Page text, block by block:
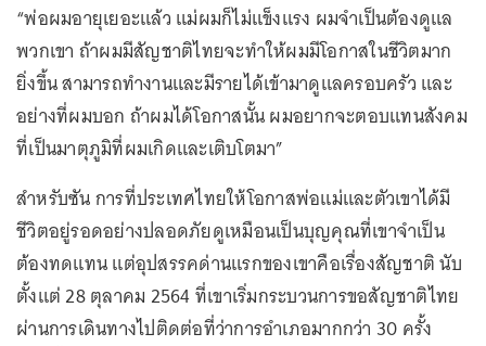
“พ่อผมอายุเยอะแล้ว แม่ผมก็ไม่แข็งแรง ผมจำเป็นต้องดูแล
พวกเขา ถ้าผมมีสัญชาติไทยจะทำให้ผมมีโอกาสในชีวิตมาก
ยิ่งขึ้น สามารถทำงานและมีรายได้เข้ามาดูแลครอบครัว และ
อย่างที่ผมบอก ถ้าผมได้โอกาสนั้น ผมอยากจะตอบแทนสังคม
ที่เป็นมาตุภูมิที่ผมเกิดและเติบโตมา”
สำหรับซัน การที่ประเทศไทยให้โอกาสพ่อแม่และตัวเขาได้มี
ชีวิตอยู่รอดอย่างปลอดภัยดูเหมือนเป็นบุญคุณที่เขาจำเป็น
ต้องทดแทน แต่อุปสรรคด่านแรกของเขาคือเรื่องสัญชาติ นับ
ตั้งแต่ 28 ตุลาคม 2564 ที่เขาเริ่มกระบวนการขอสัญชาติไทย
ผ่านการเดินทางไปติดต่อที่ว่าการอำเภอมากกว่า 30 ครั้ง